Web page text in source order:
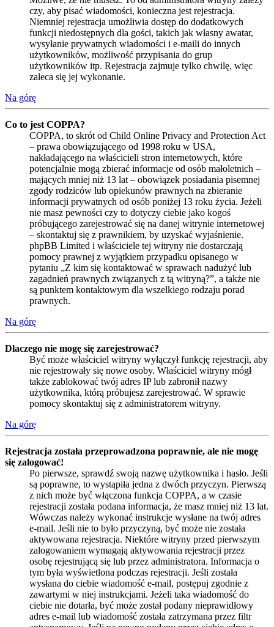
czy, aby pisać wiadomości, konieczna jest rejestracja.
Niemniej rejestracja umożliwia dostęp do dodatkowych
funkcji niedostępnych dla gości, takich jak własny awatar,
wysyłanie prywatnych wiadomości i e-maili do innych
użytkowników, możliwość przypisania do grup
użytkowników itp. Rejestracja zajmuje tylko chwilę, więc
zaleca się jej wykonanie.
Na górę
Co to jest COPPA?
COPPA, to skrót od Child Online Privacy and Protection Act
– prawa obowiązującego od 1998 roku w USA,
nakładającego na właścicieli stron internetowych, które
potencjalnie mogą zbierać informacje od osób małoletnich –
mających mniej niż 13 lat – obowiązek posiadania pisemnej
zgody rodziców lub opiekunów prawnych na zbieranie
informacji prywatnych od osób poniżej 13 roku życia. Jeżeli
nie masz pewności czy to dotyczy ciebie jako kogoś
próbującego zarejestrować się na danej witrynie internetowej
– skontaktuj się z prawnikiem, by uzyskać wyjaśnienie.
phpBB Limited i właściciele tej witryny nie dostarczają
pomocy prawnej z wyjątkiem przypadku opisanego w
pytaniu „Z kim się kontaktować w sprawach nadużyć lub
zagadnień prawnych związanych z tą witryną?”, a także nie
są punktem kontaktowym dla wszelkiego rodzaju porad
prawnych.
Na górę
Dlaczego nie mogę się zarejestrować?
Być może właściciel witryny wyłączył funkcję rejestracji, aby
nie rejestrowały się nowe osoby. Właściciel witryny mógł
także zablokować twój adres IP lub zabronił nazwy
użytkownika, którą próbujesz zarejestrować. W sprawie
pomocy skontaktuj się z administratorem witryny.
Na górę
Rejestracja została przeprowadzona poprawnie, ale nie mogę
się zalogować!
Po pierwsze, sprawdź swoją nazwę użytkownika i hasło. Jeśli
są poprawne, to wystąpiła jedna z dwóch przyczyn. Pierwszą
z nich może być włączona funkcja COPPA, a w czasie
rejestracji została podana informacja, że masz mniej niż 13 lat.
Wówczas należy wykonać instrukcje wysłane na twój adres
e-mail. Jeśli nie to było przyczyną, być może nie została
aktywowana rejestracja. Niektóre witryny przed pierwszym
zalogowaniem wymagają aktywowania rejestracji przez
osobę rejestrującą się lub przez administratora. Informacja o
tym była wyświetlona podczas rejestracji. Jeśli została
wysłana do ciebie wiadomość e-mail, postępuj zgodnie z
zawartymi w niej instrukcjami. Jeżeli taka wiadomość do
ciebie nie dotarła, być może został podany nieprawidłowy
adres e-mail lub wiadomość została zatrzymana przez filtr